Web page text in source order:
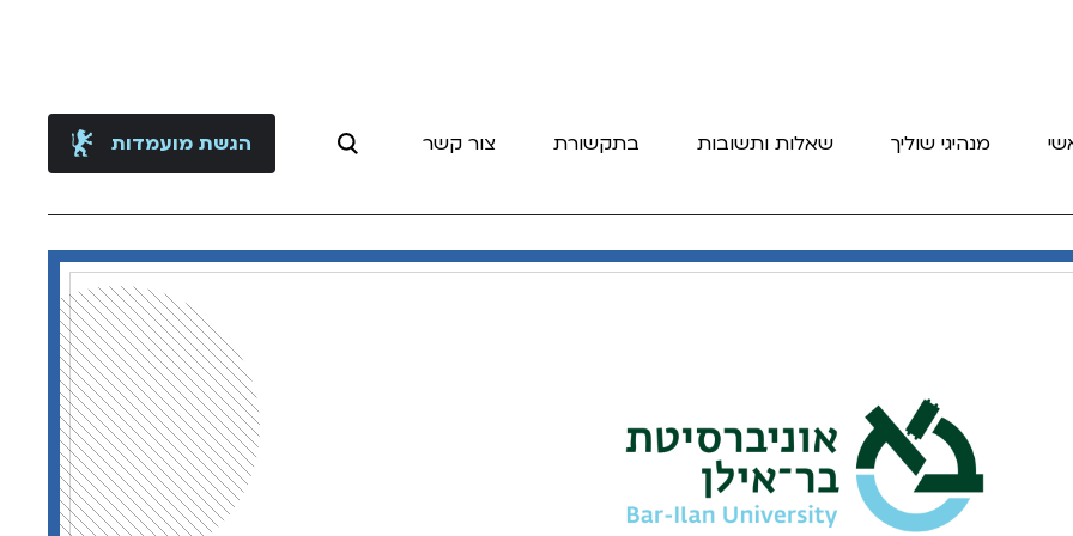
מנהיגי שוליך שאלות ותשובות בתקשורת צור קשר הגשת מועמדות